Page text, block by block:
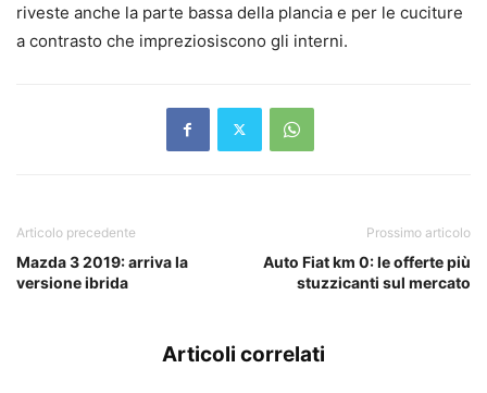
riveste anche la parte bassa della plancia e per le cuciture
a contrasto che impreziosiscono gli interni.
Articolo precedente
Mazda 3 2019: arriva la
versione ibrida
Prossimo articolo
Auto Fiat km 0: le offerte più
stuzzicanti sul mercato
Articoli correlati